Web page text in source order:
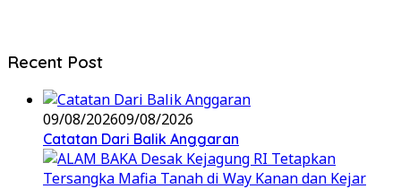
Recent Post
09/08/202609/08/2026
Catatan Dari Balik Anggaran